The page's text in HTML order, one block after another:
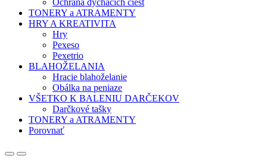
Ochrana dýchacích ciest
TONERY a ATRAMENTY
HRY A KREATIVITA
Hry
Pexeso
Pexetrio
BLAHOŽELANIA
Hracie blahoželanie
Obálka na peniaze
VŠETKO K BALENIU DARČEKOV
Darčkové tašky
TONERY a ATRAMENTY
Porovnať
OpenClose